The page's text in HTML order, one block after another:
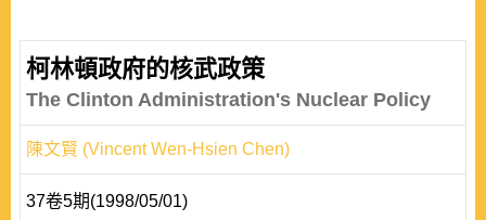
柯林頓政府的核武政策
The Clinton Administration's Nuclear Policy
陳文賢 (Vincent Wen-Hsien Chen)
37卷5期(1998/05/01)